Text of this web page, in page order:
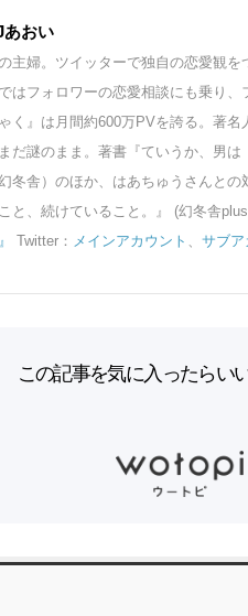
あおい
主婦。ツイッターで独自の恋愛観
ではフォロワーの恋愛相談にも乗り
く』は月間約600万PVを誇る。著
だ謎のまま。著書『ていうか、男は
幻冬舎）のほか、はあちゅうさんと
と、続けていること。』 (幻冬舎
Twitter： メインアカウント 、 サブア
この記事を気に入ったらい